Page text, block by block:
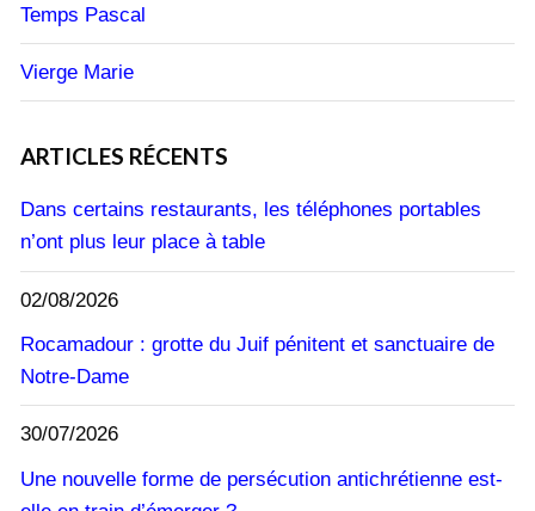
Temps Pascal
Vierge Marie
ARTICLES RÉCENTS
Dans certains restaurants, les téléphones portables
n’ont plus leur place à table
02/08/2026
Rocamadour : grotte du Juif pénitent et sanctuaire de
Notre-Dame
30/07/2026
Une nouvelle forme de persécution antichrétienne est-